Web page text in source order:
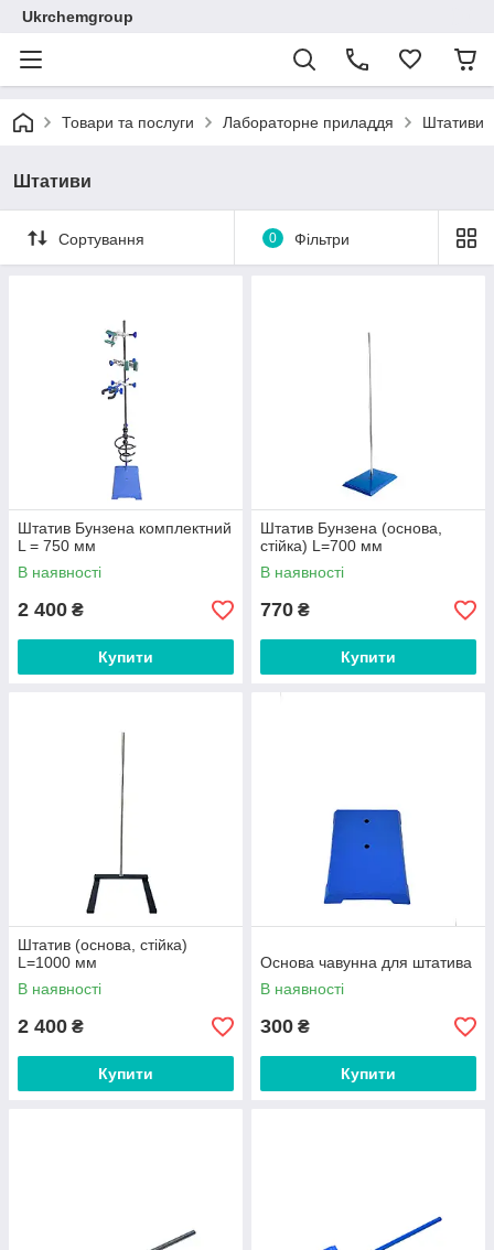
Ukrchemgroup
Товари та послуги Лабораторне приладдя Штативи
Штативи
Сортування 0 Фільтри
Штатив Бунзена комплектний
L = 750 мм
В наявності
2 400 ₴
Купити
Штатив Бунзена (основа,
стійка) L=700 мм
В наявності
770 ₴
Купити
Штатив (основа, стійка)
L=1000 мм
В наявності
2 400 ₴
Купити
Основа чавунна для штатива
В наявності
300 ₴
Купити